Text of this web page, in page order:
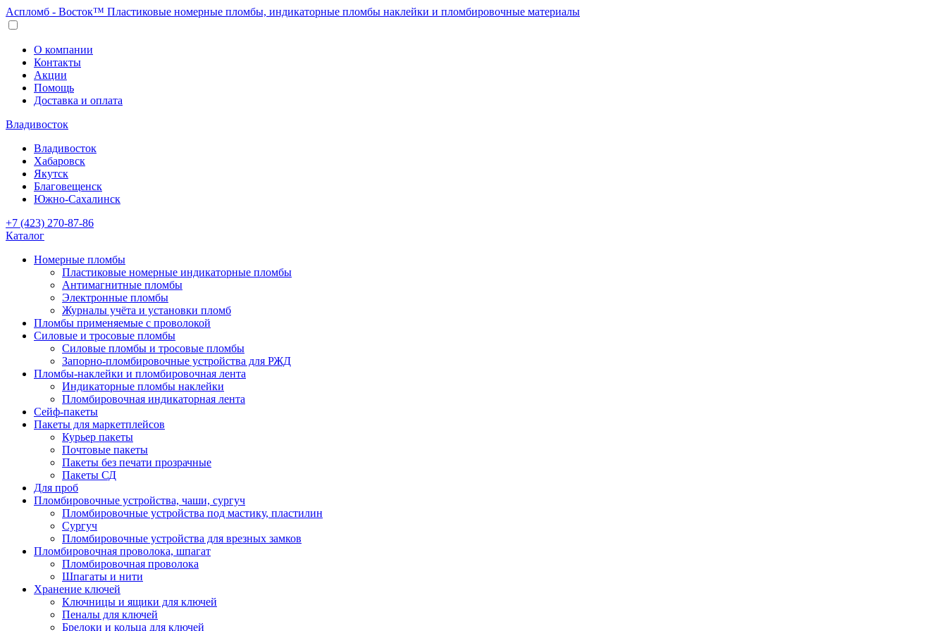
Аспломб - Восток™ Пластиковые номерные пломбы, индикаторные пломбы наклейки и пломбировочные материалы
О компании
Контакты
Акции
Помощь
Доставка и оплата
Владивосток
Владивосток
Хабаровск
Якутск
Благовещенск
Южно-Сахалинск
+7 (423) 270-87-86
Каталог
Номерные пломбы
Пластиковые номерные индикаторные пломбы
Антимагнитные пломбы
Электронные пломбы
Журналы учёта и установки пломб
Пломбы применяемые с проволокой
Силовые и тросовые пломбы
Силовые пломбы и тросовые пломбы
Запорно-пломбировочные устройства для РЖД
Пломбы-наклейки и пломбировочная лента
Индикаторные пломбы наклейки
Пломбировочная индикаторная лента
Сейф-пакеты
Пакеты для маркетплейсов
Курьер пакеты
Почтовые пакеты
Пакеты без печати прозрачные
Пакеты СД
Для проб
Пломбировочные устройства, чаши, сургуч
Пломбировочные устройства под мастику, пластилин
Сургуч
Пломбировочные устройства для врезных замков
Пломбировочная проволока, шпагат
Пломбировочная проволока
Шпагаты и нити
Хранение ключей
Ключницы и ящики для ключей
Пеналы для ключей
Брелоки и кольца для ключей